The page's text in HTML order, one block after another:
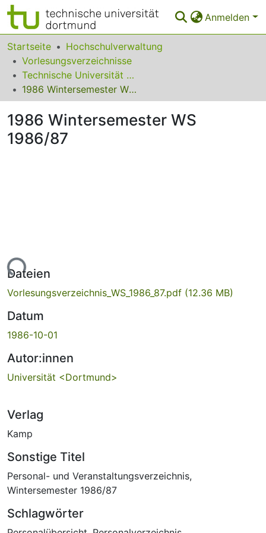
Anmelden
Bereiche & Sammlungen
Das gesamte Repositorium
Statistiken
FAQ
Leitlinien
Startseite
Hochschulverwaltung
Vorlesungsverzeichnisse
Technische Universität Dortmund (vormals Universität Dortmund)
1986 Wintersemester WS 1986/87
1986 Wintersemester WS
1986/87
Lade...
Dateien
Vorlesungsverzeichnis_WS_1986_87.pdf (12.36 MB)
Datum
1986-10-01
Autor:innen
Universität <Dortmund>
Verlag
Kamp
Sonstige Titel
Personal- und Veranstaltungsverzeichnis,
Wintersemester 1986/87
Schlagwörter